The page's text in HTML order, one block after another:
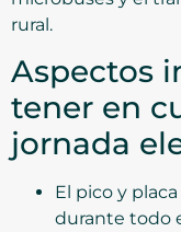
rural.
Aspectos
tener en
jornada
El pico y
durante todo